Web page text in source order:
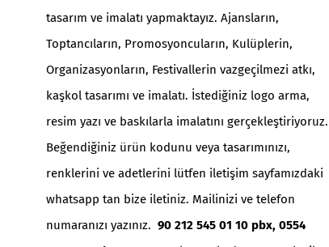
tasarım ve imalatı yapmaktayız. Ajansların,
Toptancıların, Promosyoncuların, Kulüplerin,
Organizasyonların, Festivallerin vazgeçilmezi atkı,
kaşkol tasarımı ve imalatı. İstediğiniz logo arma,
resim yazı ve baskılarla imalatını gerçekleştiriyoruz.
Beğendiğiniz ürün kodunu veya tasarımınızı,
renklerini ve adetlerini lütfen iletişim sayfamızdaki
whatsapp tan bize iletiniz. Mailinizi ve telefon
numaranızı yazınız. 90 212 545 01 10 pbx, 0554